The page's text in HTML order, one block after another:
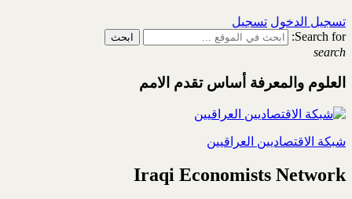
تسجيل الدخول تسجيل
Search for:
search
العلوم والمعرفة أساس تقدم الامم
شبكة الاقتصاديين العراقيين
Iraqi Economists Network